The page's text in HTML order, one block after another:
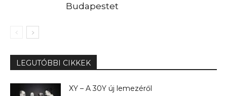
Budapestet
LEGUTÓBBI CIKKEK
XY – A 30Y új lemezéről